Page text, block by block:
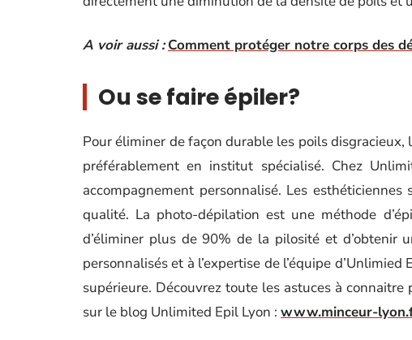
A voir aussi : Comment protéger notre corps des
Ou se faire épiler?
Pour éliminer de façon durable les poils
préférablement en institut spécialisé. Chez
accompagnement personnalisé. Les
qualité. La photo-dépilation est une méthode
d’éliminer plus de 90% de la pilosité et d’obtenir
personnalisés et à l’expertise de l’équipe
supérieure. Découvrez toute les astuces à
sur le blog Unlimited Epil Lyon : www.minceur-